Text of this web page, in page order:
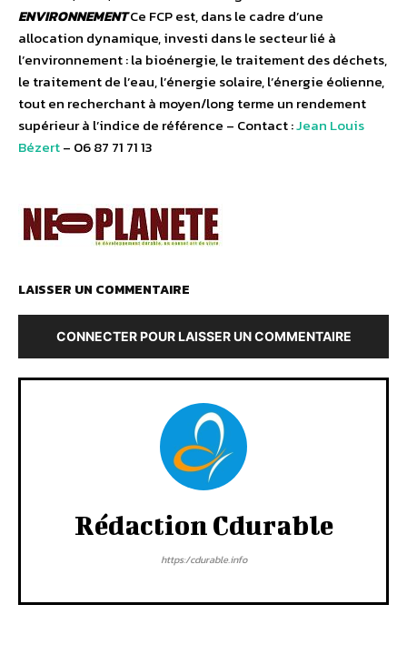
ENVIRONNEMENTCe FCP est, dans le cadre d’une
allocation dynamique, investi dans le secteur lié à
l’environnement : la bioénergie, le traitement des déchets,
le traitement de l’eau, l’énergie solaire, l’énergie éolienne,
tout en recherchant à moyen/long terme un rendement
supérieur à l’indice de référence – Contact :Jean Louis
Bézert– 06 87 71 71 13
LAISSER UN COMMENTAIRE
CONNECTER POUR LAISSER UN COMMENTAIRE
Rédaction Cdurable
https:/cdurable.info